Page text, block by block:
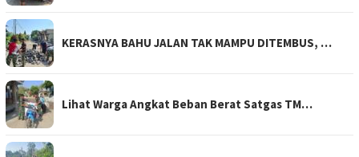
KERASNYA BAHU JALAN TAK MAMPU DITEMBUS, …
Lihat Warga Angkat Beban Berat Satgas TM…